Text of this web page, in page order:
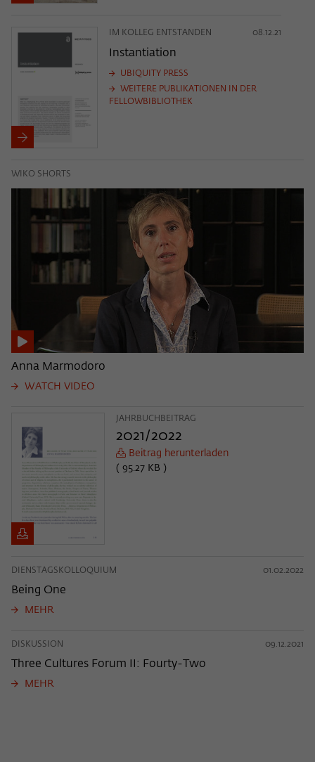
IM KOLLEG ENTSTANDEN 08.12.21
Instantiation
UBIQUITY PRESS
WEITERE PUBLIKATIONEN IN DER
FELLOWBIBLIOTHEK
WIKO SHORTS
Anna Marmodoro
WATCH VIDEO
JAHRBUCHBEITRAG
2021/2022
Beitrag herunterladen
( 95.27 KB )
DIENSTAGSKOLLOQUIUM 01.02.2022
Being One
MEHR
DISKUSSION 09.12.2021
Three Cultures Forum II: Fourty-Two
MEHR